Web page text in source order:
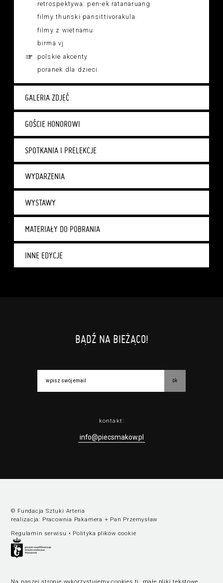
retrospektywa: pen-ek ratanaruang
filmy thunski pansittivorakula
filmy z wietnamu
birma vj
polskie akcenty
poranek dla dzieci
GALERIA ZDJĘĆ
GOŚCIE HONOROWI
SPOTKANIA I PRELEKCJE
WYDARZENIA
WYSTAWY
MATERIAŁY DO POBRANIA
INNE EDYCJE
BĄDŹ NA BIEŻĄCO!
ok
kontakt:
info@piecsmakow.pl
© Fundacja Sztuki Arteria
realizacja: Pracownia Pakamera + Pan Przemysław
Regulamin serwisu • Polityka plików cookie